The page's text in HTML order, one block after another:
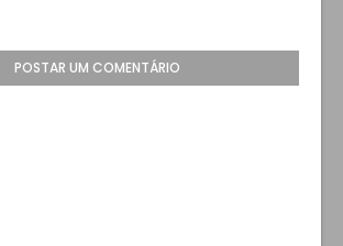
POSTAR UM COMENTÁRIO